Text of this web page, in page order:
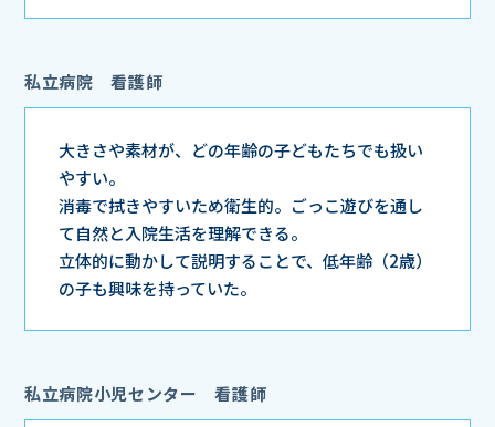
私立病院 看護師
大きさや素材が、どの年齢の子どもたちでも扱い
やすい。
消毒で拭きやすいため衛生的。ごっこ遊びを通し
て自然と入院生活を理解できる。
立体的に動かして説明することで、低年齢（2歳）
の子も興味を持っていた。
私立病院小児センター 看護師